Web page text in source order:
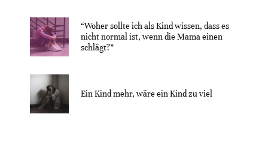
“Woher sollte ich als Kind wissen, dass es
nicht normal ist, wenn die Mama einen
schlägt?”
Ein Kind mehr, wäre ein Kind zu viel